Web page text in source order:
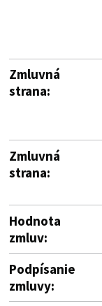
Zmluvná
strana:
Zmluvná
strana:
Hodnota
zmluv:
Podpísanie
zmluvy: